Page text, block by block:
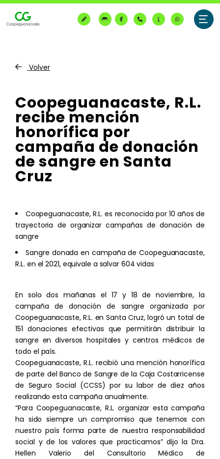
¿Quiénes somos?
Nosotros
Organización
Nivel Administrativo
Servicio Eléctrico
Suspensiones programadas
Certificación del Servicio Eléctrico
Estaciones carga rápida vehículos
eléctricos
Sistema de Gestión de la Energía
Generación Eléctrica
Proyecto de Gasificación de Desechos
Sólidos No Valorizables Municipales
Sistema de Gestión Ambiental
Servicios Mantenimiento Predictivo
Área Comercial
Sucursales
Servicio llave en mano
Almacén de Suministros Eléctricos
Servicio de Garantía
Telecomunicaciones
Planes Individuales
Telefonía
Grilla de canales
Áreas de Cobertura
Puntos de Recaudación
Promociones
Preguntas Frecuentes
Links de consulta
E-mentores
Gobierno Corporativo
Calificación de Riesgos MOODY’S
Segunda opinión bonos verdes
MOODY’S
Fondo utilizados en recuperación de
capital y proyectos
Prospecto de inversión
Hechos Relevantes
Sostenibilidad
CG Sostenible
Ambiental
Social
Gobernanza
Informe
Política de Sostenibilidad
Ética y Transparencia
Código de Ética
Nuestros Valores
Canal de denuncias
Inicio
Beneficios de la Cooperativa
Becas para secundaria
Proveeduría en línea
Volver
Coopeguanacaste, R.L.
recibe mención
honorífica por
campaña de donación
de sangre en Santa
Cruz
Coopeguanacaste, R.L. es reconocida por 10 años de
trayectoria de organizar campañas de donación de
sangre
Sangre donada en campaña de Coopeguanacaste,
R.L. en el 2021, equivale a salvar 604 vidas
En solo dos mañanas el 17 y 18 de noviembre, la
campaña de donación de sangre organizada por
Coopeguanacaste, R.L. en Santa Cruz, logró un total de
151 donaciones efectivas que permitirán distribuir la
sangre en diversos hospitales y centros médicos de
todo el país.
Coopeguanacaste, R.L. recibió una mención honorífica
de parte del Banco de Sangre de la Caja Costarricense
de Seguro Social (CCSS) por su labor de diez años
realizando esta campaña anualmente.
“Para Coopeguanacaste, R.L. organizar esta campaña
ha sido siempre un compromiso que tenemos con
nuestro país forma parte de nuestra responsabilidad
social y de los valores que practicamos” dijo la Dra.
Hellen Valerio del Consultorio Médico de